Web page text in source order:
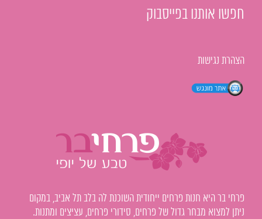
חפשו אותנו בפייסבוק
הצהרת נגישות
פרחי בר היא חנות פרחים ייחודית השוכנת לה בלב תל אביב, במקום
ניתן למצוא מבחר גדול של פרחים, סידורי פרחים, עציצים ומתנות.